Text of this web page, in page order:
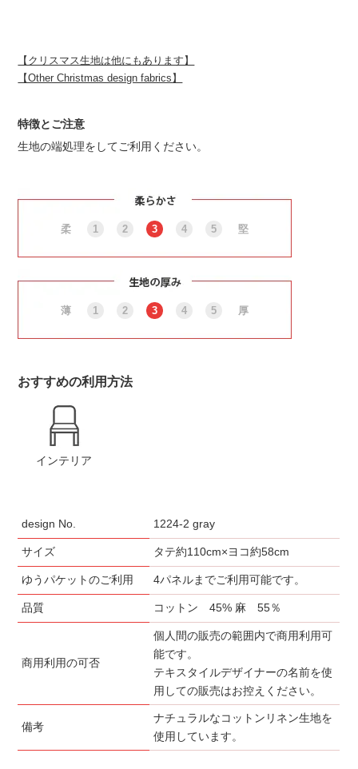
【クリスマス生地は他にもあります】
【Other Christmas design fabrics】
特徴とご注意
生地の端処理をしてご利用ください。
柔 1 2 3 4 5 堅
薄 1 2 3 4 5 厚
おすすめの利用方法
インテリア
design No. 1224-2 gray
サイズ タテ約110cm×ヨコ約58cm
ゆうパケットのご利用 4パネルまでご利用可能です。
品質 コットン 45% 麻 55％
商用利用の可否
個人間の販売の範囲内で商用利用可
能です。
テキスタイルデザイナーの名前を使
用しての販売はお控えください。
備考
ナチュラルなコットンリネン生地を
使用しています。